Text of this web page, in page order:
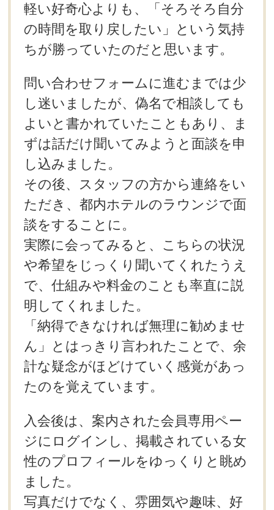
軽い好奇心よりも、「そろそろ自分
の時間を取り戻したい」という気持
ちが勝っていたのだと思います。
問い合わせフォームに進むまでは少
し迷いましたが、偽名で相談しても
よいと書かれていたこともあり、ま
ずは話だけ聞いてみようと面談を申
し込みました。
その後、スタッフの方から連絡をい
ただき、都内ホテルのラウンジで面
談をすることに。
実際に会ってみると、こちらの状況
や希望をじっくり聞いてくれたうえ
で、仕組みや料金のことも率直に説
明してくれました。
「納得できなければ無理に勧めませ
ん」とはっきり言われたことで、余
計な疑念がほどけていく感覚があっ
たのを覚えています。
入会後は、案内された会員専用ペー
ジにログインし、掲載されている女
性のプロフィールをゆっくりと眺め
ました。
写真だけでなく、雰囲気や趣味、好